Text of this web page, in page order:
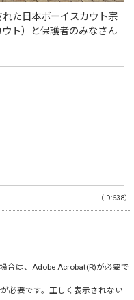
た日本ボーイスカウト宗
ト）と保護者のみなさん
（ID:638）
合は、Adobe Acrobat(R)が必要で
が必要です。正しく表示されない